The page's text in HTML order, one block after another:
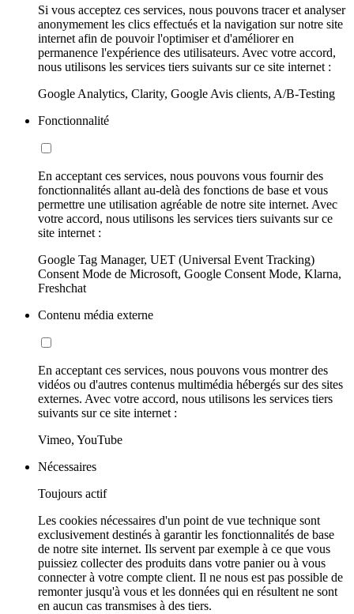
Si vous acceptez ces services, nous pouvons tracer et analyser
anonymement les clics effectués et la navigation sur notre site
internet afin de pouvoir l'optimiser et d'améliorer en
permanence l'expérience des utilisateurs. Avec votre accord,
nous utilisons les services tiers suivants sur ce site internet :
Google Analytics, Clarity, Google Avis clients, A/B-Testing
Fonctionnalité
En acceptant ces services, nous pouvons vous fournir des
fonctionnalités allant au-delà des fonctions de base et vous
permettre une utilisation agréable de notre site internet. Avec
votre accord, nous utilisons les services tiers suivants sur ce
site internet :
Google Tag Manager, UET (Universal Event Tracking)
Consent Mode de Microsoft, Google Consent Mode, Klarna,
Freshchat
Contenu média externe
En acceptant ces services, nous pouvons vous montrer des
vidéos ou d'autres contenus multimédia hébergés sur des sites
externes. Avec votre accord, nous utilisons les services tiers
suivants sur ce site internet :
Vimeo, YouTube
Nécessaires
Toujours actif
Les cookies nécessaires d'un point de vue technique sont
exclusivement destinés à garantir les fonctionnalités de base
de notre site internet. Ils servent par exemple à ce que vous
puissiez collecter des produits dans votre panier ou à vous
connecter à votre compte client. Il ne nous est pas possible de
remonter jusqu'à vous et les données qui en résultent ne sont
en aucun cas transmises à des tiers.